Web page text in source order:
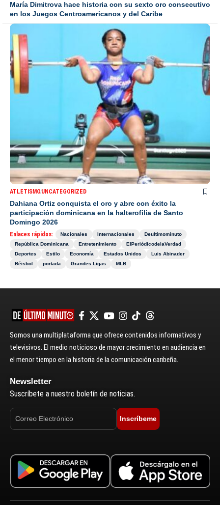
María Dimitrova hace historia con su sexto oro consecutivo
en los Juegos Centroamericanos y del Caribe
ATLETISMOUNCATEGORIZED
Dahiana Ortiz conquista el oro y abre con éxito la
participación dominicana en la halterofilia de Santo
Domingo 2026
Enlaces rápidos: Nacionales Internacionales
Deultimominuto
República Dominicana
Entretenimiento
ElPeriódicodelaVerdad
Deportes
Estilo Economía Estados Unidos
Luis Abinader
Béisbol
portada Grandes Ligas MLB
Somos una multiplataforma que ofrece contenidos informativos y
televisivos. El medio noticioso de mayor crecimiento en audiencia en
el menor tiempo en la historia de la comunicación caribeña.
Newsletter
Suscríbete a nuestro boletín de noticias.
Inscríbeme